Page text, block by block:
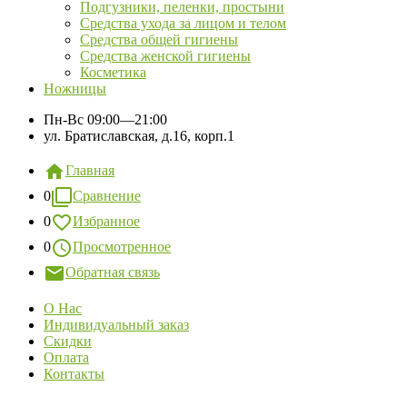
Подгузники, пеленки, простыни
Средства ухода за лицом и телом
Средства общей гигиены
Средства женской гигиены
Косметика
Ножницы
Пн-Вс 09:00—21:00
ул. Братиславская, д.16, корп.1
Главная
0
Сравнение
0
Избранное
0
Просмотренное
Обратная связь
О Нас
Индивидуальный заказ
Скидки
Оплата
Контакты